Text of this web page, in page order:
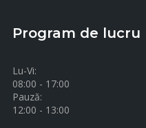
Program de lucru
Lu-Vi:
08:00 - 17:00
Pauză:
12:00 - 13:00